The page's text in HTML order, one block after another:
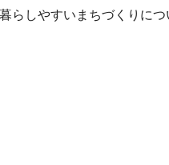
らしやすいまちづくりにつ